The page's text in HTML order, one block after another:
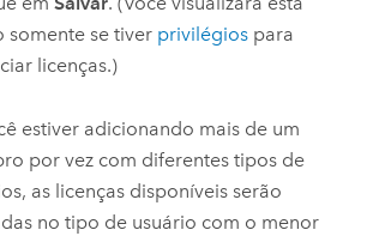
somente se tiver privilégios para
licenças.)
estiver adicionando mais de um
por vez com diferentes tipos de
as licenças disponíveis serão
no tipo de usuário com o menor